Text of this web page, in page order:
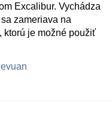
Excalibur. Vychádza
zameriava na
ktorú je možné použiť